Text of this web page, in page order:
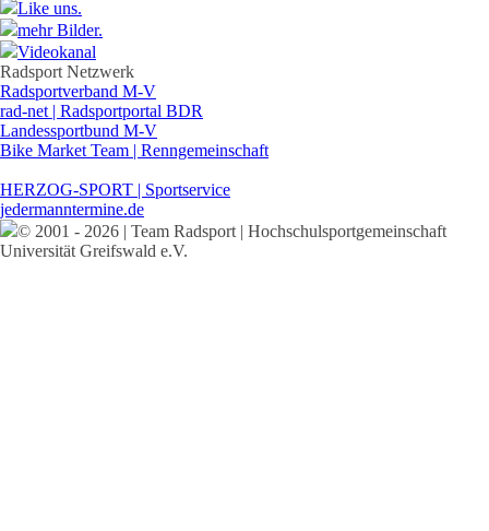
Like uns.
mehr Bilder.
Videokanal
Radsport Netzwerk
Radsportverband M-V
rad-net | Radsportportal BDR
Landessportbund M-V
Bike Market Team | Renngemeinschaft
HERZOG-SPORT | Sportservice
jedermanntermine.de
© 2001 - 2026 | Team Radsport | Hochschulsportgemeinschaft
Universität Greifswald e.V.